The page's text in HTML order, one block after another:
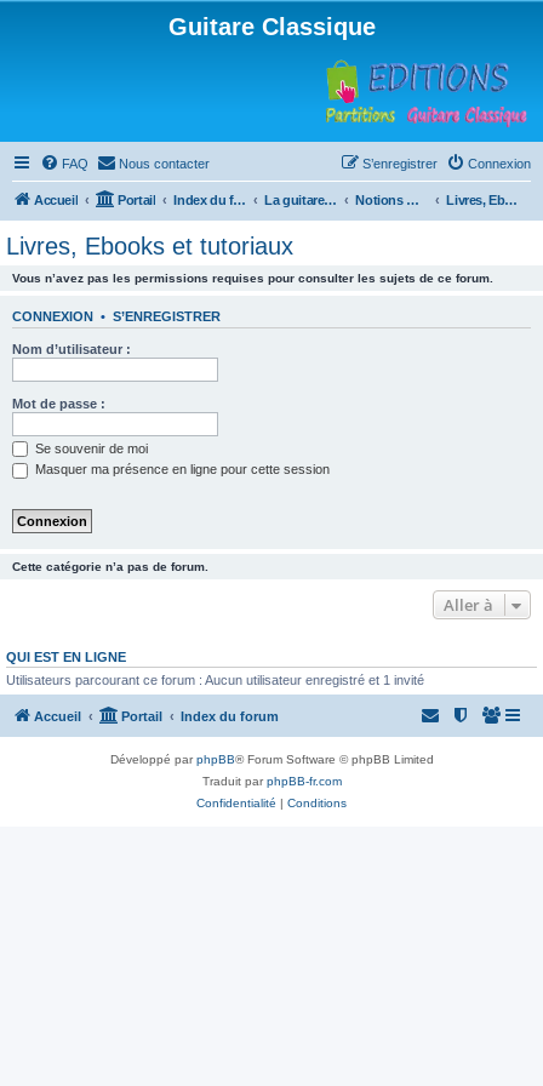
Guitare Classique
FAQ Nous contacter Connexion
S’enregistrer
Accueil Portail Index du forum La guitare : instrument, cours et théorie Notions musicales Livres, Ebooks et tutoriaux
Livres, Ebooks et tutoriaux
Vous n’avez pas les permissions requises pour consulter les sujets de ce forum.
CONNEXION • S’ENREGISTRER
Nom d’utilisateur :
Mot de passe :
Se souvenir de moi
Masquer ma présence en ligne pour cette session
Cette catégorie n’a pas de forum.
Aller à
QUI EST EN LIGNE
Utilisateurs parcourant ce forum : Aucun utilisateur enregistré et 1 invité
Accueil Portail Index du forum
Développé parphpBB® Forum Software © phpBB Limited
Traduit parphpBB-fr.com
Confidentialité | Conditions